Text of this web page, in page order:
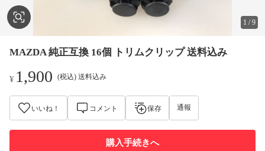
1 /9
MAZDA 純正互換 16個 トリムクリップ 送料込み
¥ 1,900 (税込) 送料込み
いいね！ コメント 保存 通報
購入手続きへ